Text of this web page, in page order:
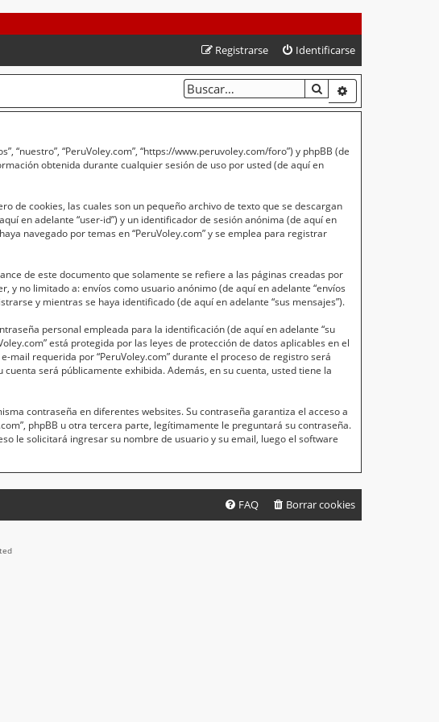
Identificarse
Registrarse
BUSCAR
“nuestro”, “PeruVoley.com”, “https://www.peruvoley.com/foro”) y phpBB (de
obtenida durante cualquier sesión de uso por usted (de aquí en
de cookies, las cuales son un pequeño archivo de texto que se descargan
en adelante “user-id”) y un identificador de sesión anónima (de aquí en
navegado por temas en “PeruVoley.com” y se emplea para registrar
de este documento que solamente se refiere a las páginas creadas por
y no limitado a: envíos como usuario anónimo (de aquí en adelante “envíos
y mientras se haya identificado (de aquí en adelante “sus mensajes”).
personal empleada para la identificación (de aquí en adelante “su
está protegida por las leyes de protección de datos aplicables en el
requerida por “PeruVoley.com” durante el proceso de registro será
será públicamente exhibida. Además, en su cuenta, usted tiene la
contraseña en diferentes websites. Su contraseña garantiza el acceso a
phpBB u otra tercera parte, legítimamente le preguntará su contraseña.
le solicitará ingresar su nombre de usuario y su email, luego el software
Borrar cookies
FAQ